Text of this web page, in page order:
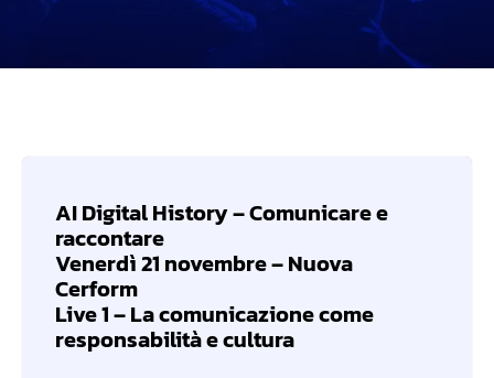
AI Digital History – Comunicare e
raccontare
Venerdì 21 novembre – Nuova
Cerform
Live 1 – La comunicazione come
responsabilità e cultura